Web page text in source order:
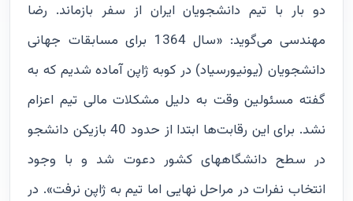
دو بار با تیم دانشجویان ایران از سفر بازماند. رضا
مهندسی می‌گوید: «سال 1364 برای مسابقات جهانی
دانشجویان (یونیورسیاد) در کوبه ژاپن آماده شدیم که به
گفته مسئولین وقت به دلیل مشکلات مالی تیم اعزام
نشد. برای این رقابت‌ها ابتدا از حدود 40 بازیکن دانشجو
در سطح دانشگاههای کشور دعوت شد و با وجود
انتخاب نفرات در مراحل نهایی اما تیم به ژاپن نرفت». در